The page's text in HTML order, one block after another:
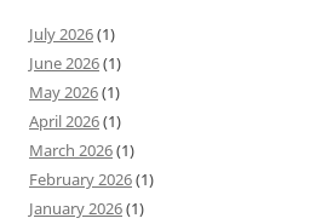
July 2026(1)
June 2026(1)
May 2026(1)
April 2026(1)
March 2026(1)
February 2026(1)
January 2026(1)